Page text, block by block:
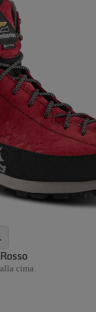
cima